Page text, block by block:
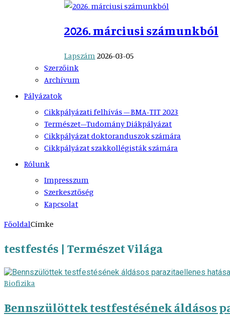
2026. márciusi számunkból
Lapszám2026-03-05
Szerzőink
Archívum
Pályázatok
Cikkpályázati felhívás – BMA-TIT 2023
Természet–Tudomány Diákpályázat
Cikkpályázat doktoranduszok számára
Cikkpályázat szakkollégisták számára
Rólunk
Impresszum
Szerkesztőség
Kapcsolat
FőoldalCímke
testfestés | Természet Világa
Biofizika
Bennszülöttek testfestésének áldásos